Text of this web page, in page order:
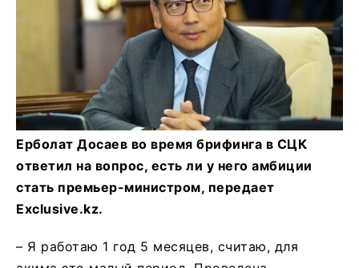
Ерболат Досаев во время брифинга в СЦК
ответил на вопрос, есть ли у него амбиции
стать премьер-министром, передает
Exclusive.kz.
– Я работаю 1 год 5 месяцев, считаю, для